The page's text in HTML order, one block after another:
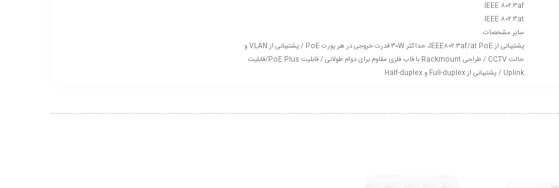
IEEE ۸۰۲.۳af
IEEE ۸۰۲.۳at
سایر مشخصات
پشتیبانی از IEEE۸۰۲.۳af/at PoE، حداکثر ۳۰W قدرت خروجی در هر پورت PoE / پشتیبانی از VLAN و
حالت CCTV / طراحی Rackmount با قاب فلزی مقاوم برای دوام طولانی / قابلیت PoE Plus/قابلیت
Uplink / پشتیبانی از Full-duplex و Half-duplex